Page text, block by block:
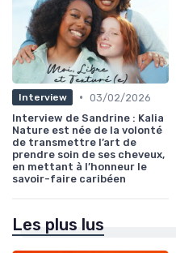
Interview • 03/02/2026
Interview de Sandrine : Kalia
Nature est née de la volonté
de transmettre l’art de
prendre soin de ses cheveux,
en mettant à l’honneur le
savoir-faire caribéen
Les plus lus